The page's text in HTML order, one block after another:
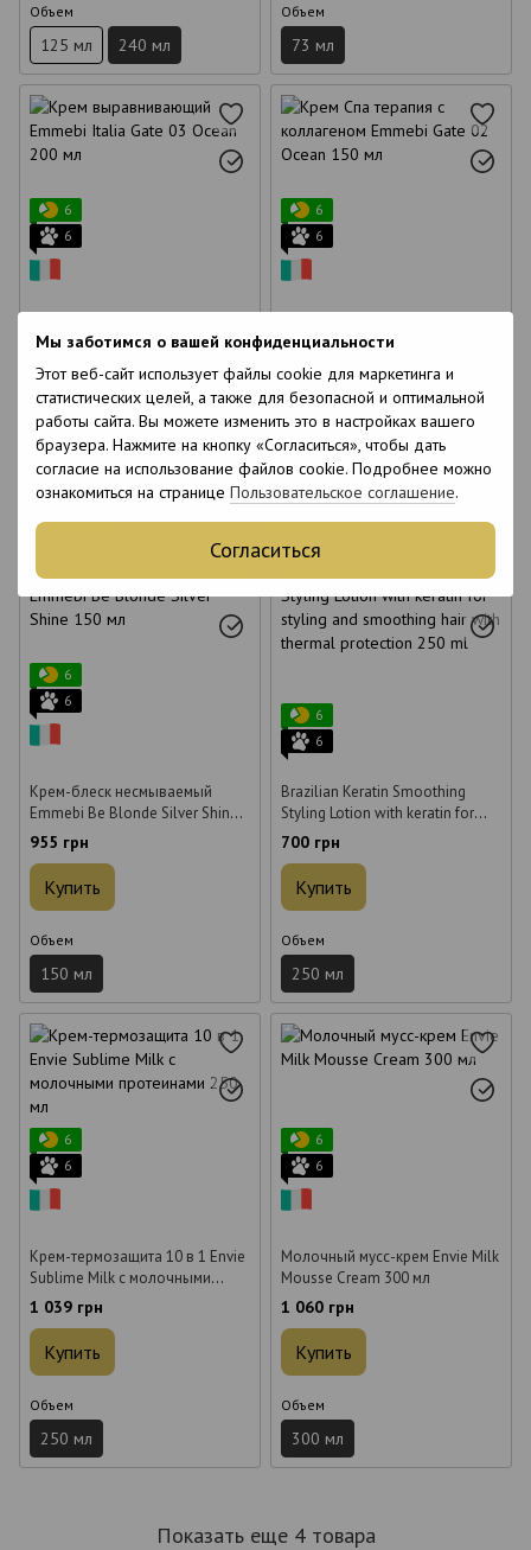
Мы заботимся о вашей конфиденциальности
Этот веб-сайт использует файлы cookie для маркетинга и
статистических целей, а также для безопасной и оптимальной
работы сайта. Вы можете изменить это в настройках вашего
браузера. Нажмите на кнопку «Согласиться», чтобы дать
согласие на использование файлов cookie. Подробнее можно
ознакомиться на странице Пользовательское соглашение.
Согласиться
Объем
125 мл 240 мл
Объем
73 мл
6
6
Italia Gate 03 Ocean 200 мл
917 грн
Купить
Объем
6
6
коллагеном Emmebi Gate 02
Ocean 150 мл
1 073 грн
Купить
Объем
150 мл
6
6
Крем-блеск несмываемый
Emmebi Be Blonde Silver Shine
150 мл
955 грн
Купить
Объем
150 мл
6
6
Brazilian Keratin Smoothing
Styling Lotion with keratin for
styling and smoothing hair with
thermal protection 250 ml
700 грн
Купить
Объем
250 мл
6
6
Крем-термозащита 10 в 1 Envie
Sublime Milk с молочными
протеинами 250 мл
1 039 грн
Купить
Объем
250 мл
6
6
Молочный мусс-крем Envie Milk
Mousse Cream 300 мл
1 060 грн
Купить
Объем
300 мл
Показать еще 4 товара